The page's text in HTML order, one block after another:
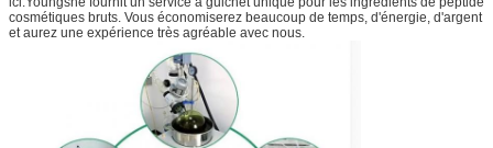
cosmétiques bruts. Vous économiserez beaucoup de temps, d'énergie, d'argent
et aurez une expérience très agréable avec nous.